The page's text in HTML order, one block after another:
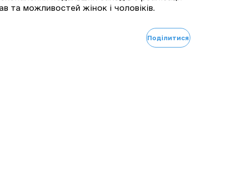
та можливостей жінок і чоловіків.
Поділитися